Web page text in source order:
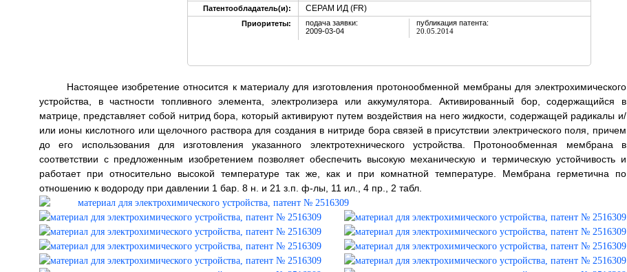
Патентообладатель(и):
СЕРАМ ИД (FR)
Приоритеты:
подача заявки:
2009-03-04
публикация патента:
20.05.2014
Настоящее изобретение относится к материалу для изготовления протонообменной мембраны для электрохимического
устройства, в частности топливного элемента, электролизера или аккумулятора. Активированный бор, содержащийся в
матрице, представляет собой нитрид бора, который активируют путем воздействия на него жидкости, содержащей радикалы и/
или ионы кислотного или щелочного раствора для создания в нитриде бора связей в присутствии электрического поля, причем
до его использования для изготовления указанного электротехнического устройства. Протонообменная мембрана в
соответствии с предложенным изобретением позволяет обеспечить высокую механическую и термическую устойчивость и
работает при относительно высокой температуре так же, как и при комнатной температуре. Мембрана герметична по
отношению к водороду при давлении 1 бар. 8 н. и 21 з.п. ф-лы, 11 ил., 4 пр., 2 табл.